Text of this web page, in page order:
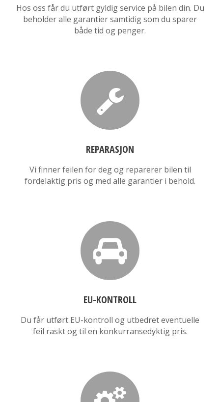
Hos oss får du utført gyldig service på bilen din. Du
beholder alle garantier samtidig som du sparer
både tid og penger.
REPARASJON
Vi finner feilen for deg og reparerer bilen til
fordelaktig pris og med alle garantier i behold.
EU-KONTROLL
Du får utført EU-kontroll og utbedret eventuelle
feil raskt og til en konkurransedyktig pris.